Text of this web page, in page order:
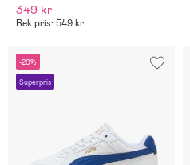
349 kr
Rek pris: 549 kr
-20%
Superpris